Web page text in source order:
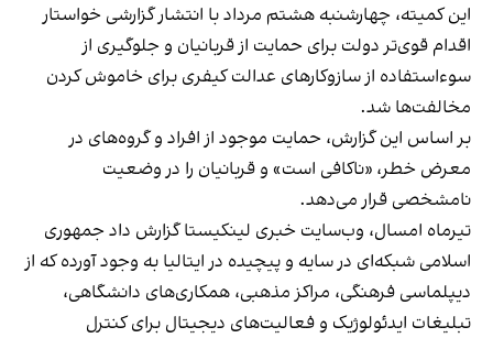
این کمیته، چهارشنبه هشتم مرداد با انتشار گزارشی خواستار
اقدام قوی‌تر دولت برای حمایت از قربانیان و جلوگیری از
سوءاستفاده از سازوکارهای عدالت کیفری برای خاموش کردن
مخالفت‌ها شد.
بر اساس این گزارش، حمایت موجود از افراد و گروه‌های در
معرض خطر، «ناکافی است» و قربانیان را در وضعیت
نامشخصی قرار می‌دهد.
تیرماه امسال، وب‌سایت خبری لینکیستا گزارش داد جمهوری
اسلامی شبکه‌ای در سایه و پیچیده در ایتالیا به وجود آورده که از
دیپلماسی فرهنگی، مراکز مذهبی، همکاری‌های دانشگاهی،
تبلیغات ایدئولوژیک و فعالیت‌های دیجیتال برای کنترل